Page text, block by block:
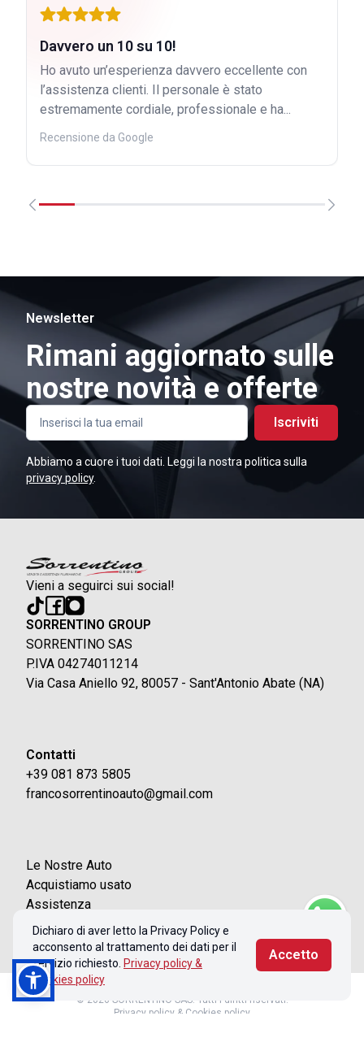
Davvero un 10 su 10!
Ho avuto un’esperienza davvero eccellente con
l’assistenza clienti. Il personale è stato
estremamente cordiale, professionale e ha...
Recensione da Google
Newsletter
Rimani aggiornato sulle
nostre novità e offerte
Iscriviti
Abbiamo a cuore i tuoi dati. Leggi la nostra politica sulla
privacy policy.
Vieni a seguirci sui social!
SORRENTINO GROUP
SORRENTINO SAS
P.IVA 04274011214
Via Casa Aniello 92, 80057 - Sant'Antonio Abate (NA)
Contatti
+39 081 873 5805
francosorrentinoauto@gmail.com
Le Nostre Auto
Acquistiamo usato
Assistenza
Contatti
Dichiaro di aver letto la Privacy Policy e
acconsento al trattamento dei dati per il
servizio richiesto. Privacy policy &
Cookies policy
Accetto
© 2026 SORRENTINO SAS. Tutti i diritti riservati.
Privacy policy & Cookies policy